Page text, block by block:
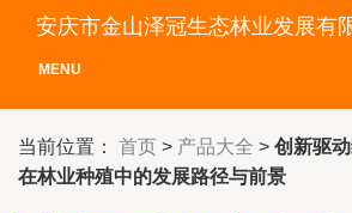
安庆市金山泽冠生态林业发展有
MENU
当前位置： 首页 > 产品大全 > 创新驱
在林业种殖中的发展路径与前景